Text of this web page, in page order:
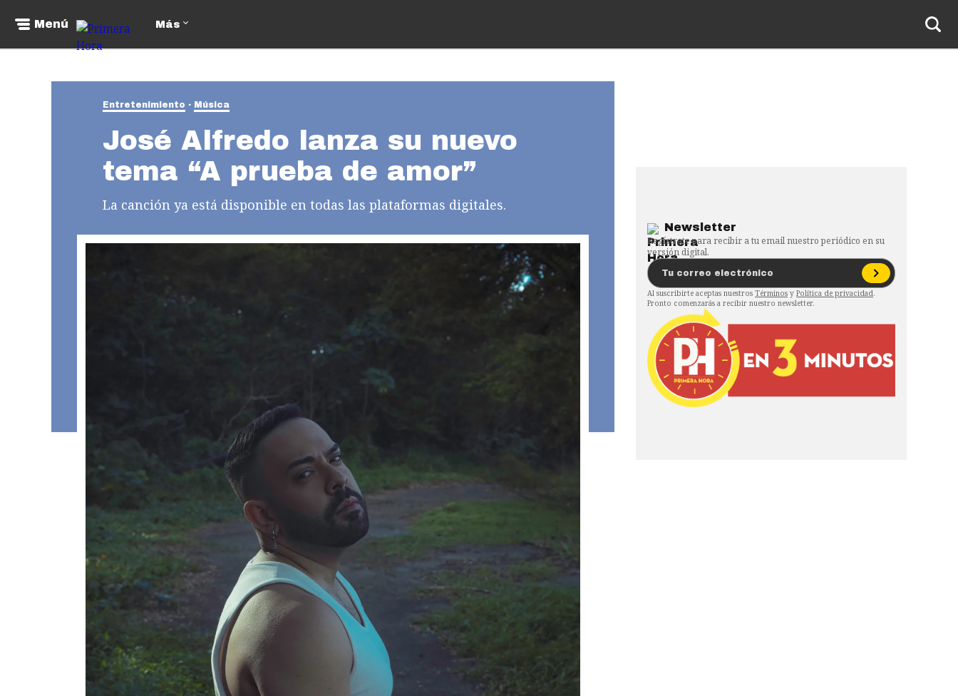
Menú Más
Entretenimiento Música
José Alfredo lanza su nuevo
tema “A prueba de amor”
La canción ya está disponible en todas las plataformas digitales.
Newsletter
Regístrate para recibir a tu email nuestro periódico en su
versión digital.
Al suscribirte aceptas nuestros Términos y Política de privacidad.
Pronto comenzarás a recibir nuestro newsletter.